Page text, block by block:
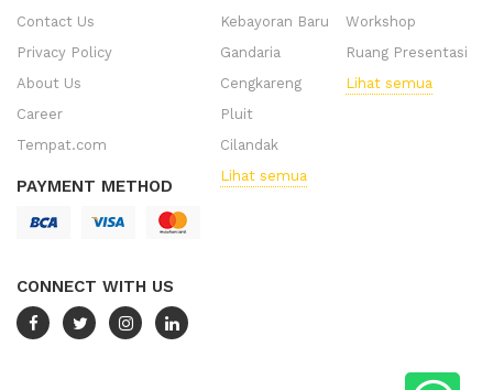
Contact Us
Privacy Policy
About Us
Career
Tempat.com
PAYMENT METHOD
CONNECT WITH US
Kebayoran Baru
Gandaria
Cengkareng
Pluit
Cilandak
Lihat semua
Workshop
Ruang Presentasi
Lihat semua